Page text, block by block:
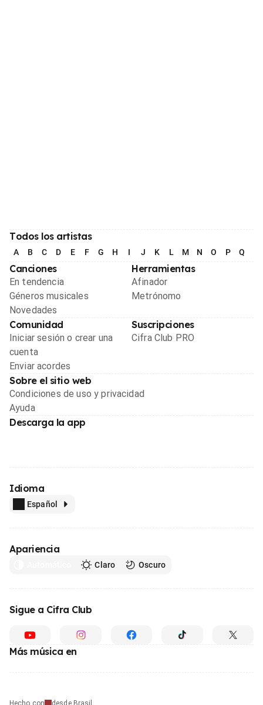
Todos los artistas
A B C D E F G H I J K L M N O P Q
Canciones
En tendencia
Géneros musicales
Novedades
Herramientas
Afinador
Metrónomo
Comunidad
Iniciar sesión o crear una
cuenta
Enviar acordes
Suscripciones
Cifra Club PRO
Sobre el sitio web
Condiciones de uso y privacidad
Ayuda
Descarga la app
Idioma
Español
Apariencia
Claro Oscuro
Sigue a Cifra Club
Más música en
Hecho con desde Brasil